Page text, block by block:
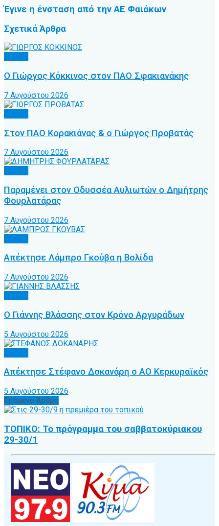
Έγινε η ένσταση από την ΑΕ Φαιάκων
ΣχετικάΆρθρα
Ο Γιώργος Κόκκινος στον ΠΑΟ Σφακιανάκης
7 Αυγούστου 2026
Στον ΠΑΟ Κορακιάνας & ο Γιώργος Προβατάς
7 Αυγούστου 2026
Παραμένει στον Οδυσσέα Αυλιωτών ο Δημήτρης
Φουρλατάρας
7 Αυγούστου 2026
Απέκτησε Λάμπρο Γκούβα η Βολίδα
7 Αυγούστου 2026
Ο Γιάννης Βλάσσης στον Κρόνο Αργυράδων
5 Αυγούστου 2026
Απέκτησε Στέφανο Δοκανάρη ο ΑΟ Κερκυραϊκός
5 Αυγούστου 2026
Επόμενο Άρθρο
ΤΟΠΙΚΟ: Το πρόγραμμα του σαββατοκύριακου
29-30/1